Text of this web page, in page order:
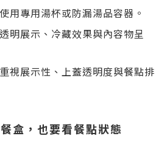
用專用湯杯或防漏湯品容器。
明展示、冷藏效果與內容物呈
重視展示性、上蓋透明度與餐點排
盒，也要看餐點狀態